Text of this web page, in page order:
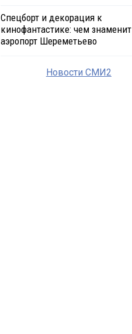
Спецборт и декорация к
кинофантастике: чем знаменит
аэропорт Шереметьево
Новости СМИ2